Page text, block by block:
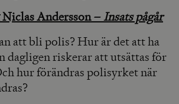
Andersson –Insats pågår
att bli polis? Hur är det att ha
dagligen riskerar att utsättas för
hur förändras polisyrket när